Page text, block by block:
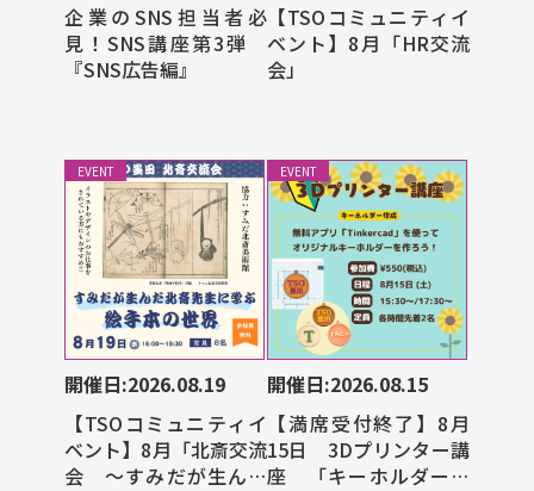
企業のSNS担当者必
見！SNS講座第3弾
『SNS広告編』
【TSOコミュニティイ
ベント】8月「HR交流
会」
EVENT
【TSOコミュニティイ
ベント】8月「北斎交流
会 ～すみだが生んだ
開催日:2026.08.19
EVENT
【満席受付終了】8月
15日 3Dプリンター講
座 「キーホルダー作
開催日:2026.08.15